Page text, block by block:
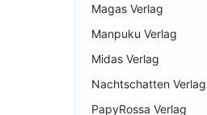
Magas Verlag
Manpuku Verlag
Midas Verlag
Nachtschatten Verlag
PapyRossa Verlag